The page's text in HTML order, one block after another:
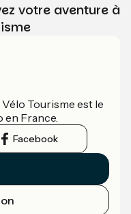
votre aventure à
Tourisme est le
en France.
Facebook